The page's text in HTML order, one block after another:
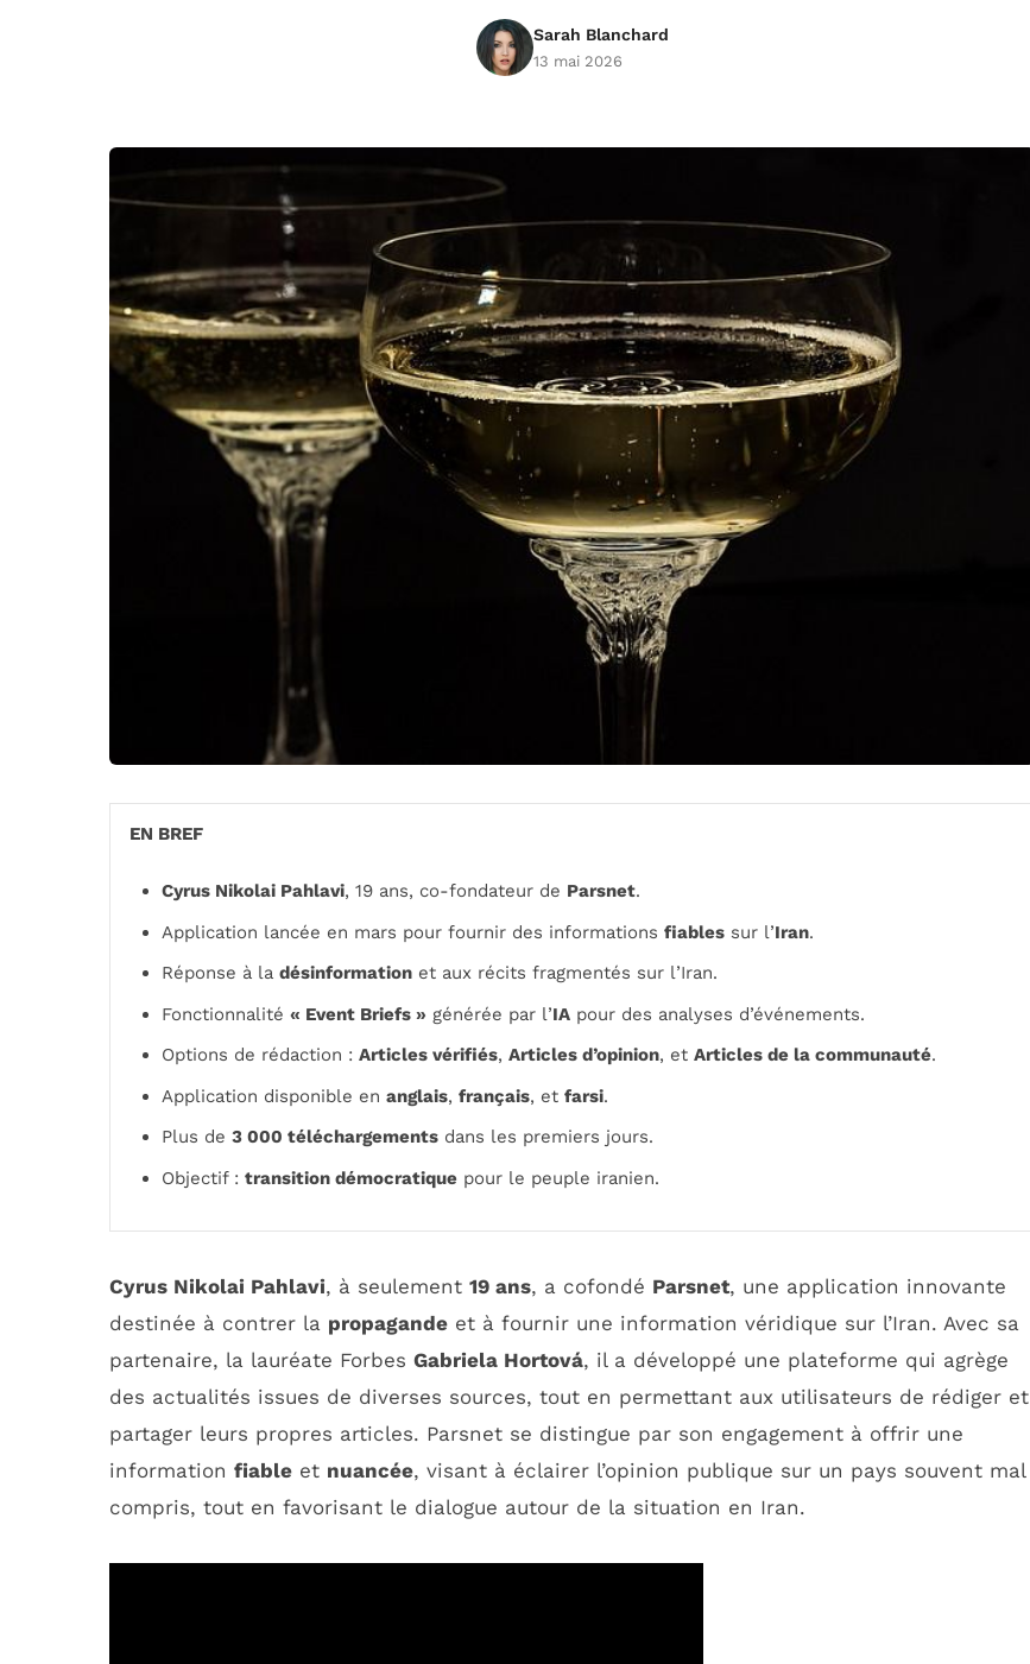
Sarah Blanchard
13 mai 2026
EN BREF
Cyrus Nikolai Pahlavi, 19 ans, co-fondateur de Parsnet.
Application lancée en mars pour fournir des informations fiables sur l’Iran.
Réponse à la désinformation et aux récits fragmentés sur l’Iran.
Fonctionnalité « Event Briefs » générée par l’IA pour des analyses d’événements.
Options de rédaction : Articles vérifiés, Articles d’opinion, et Articles de la communauté.
Application disponible en anglais, français, et farsi.
Plus de 3 000 téléchargements dans les premiers jours.
Objectif : transition démocratique pour le peuple iranien.
Cyrus Nikolai Pahlavi, à seulement 19 ans, a cofondé Parsnet, une application innovante
destinée à contrer la propagande et à fournir une information véridique sur l’Iran. Avec sa
partenaire, la lauréate Forbes Gabriela Hortová, il a développé une plateforme qui agrège
des actualités issues de diverses sources, tout en permettant aux utilisateurs de rédiger et
partager leurs propres articles. Parsnet se distingue par son engagement à offrir une
information fiable et nuancée, visant à éclairer l’opinion publique sur un pays souvent mal
compris, tout en favorisant le dialogue autour de la situation en Iran.